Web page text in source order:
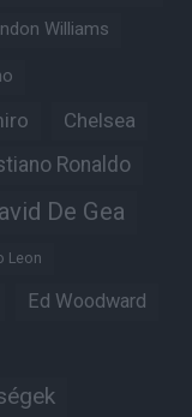
Williams
Chelsea
Ronaldo
De Gea
Leon
Ed Woodward